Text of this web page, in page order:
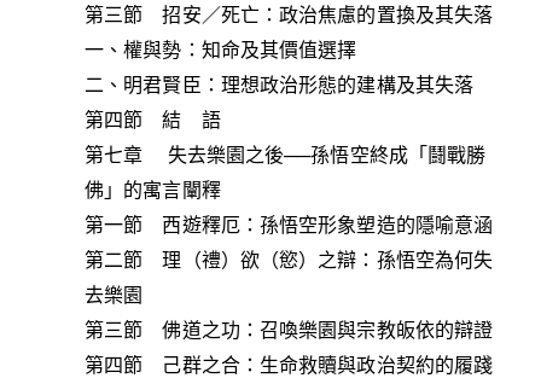
第三節 招安／死亡：政治焦慮的置換及其失落
一、權與勢：知命及其價值選擇
二、明君賢臣：理想政治形態的建構及其失落
第四節 結 語
第七章 失去樂園之後──孫悟空終成「鬪戰勝
佛」的寓言闡釋
第一節 西遊釋厄：孫悟空形象塑造的隱喻意涵
第二節 理（禮）欲（慾）之辯：孫悟空為何失
去樂園
第三節 佛道之功：召喚樂園與宗教皈依的辯證
第四節 己群之合：生命救贖與政治契約的履踐